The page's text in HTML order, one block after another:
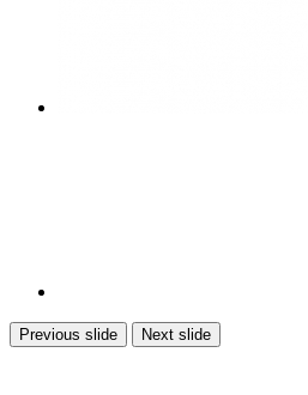
Previous slide Next slide